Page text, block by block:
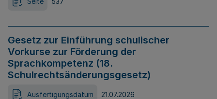
Gesetz zur Einführung schulischer
Vorkurse zur Förderung der
Sprachkompetenz (18.
Schulrechtsänderungsgesetz)
Ausfertigungsdatum 21.07.2026